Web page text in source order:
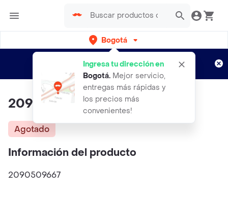
Bogotá
Ingresa tu dirección en
Bogotá. Mejor servicio,
entregas más rápidas y
los precios más
convenientes!
envíos gratis por semanas
Aplican TyC
2090509667
Agotado
Información del producto
2090509667